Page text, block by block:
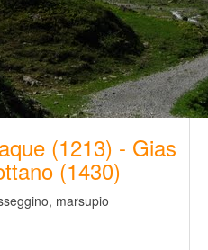
(1213) - Gias
(1430)
marsupio